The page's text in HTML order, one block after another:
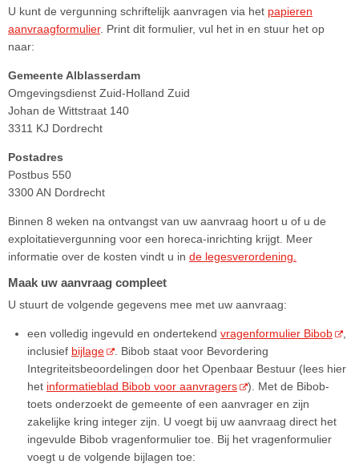
U kunt de vergunning schriftelijk aanvragen via het papieren
aanvraagformulier. Print dit formulier, vul het in en stuur het op
naar:
Gemeente Alblasserdam
Omgevingsdienst Zuid-Holland Zuid
Johan de Wittstraat 140
3311 KJ Dordrecht
Postadres
Postbus 550
3300 AN Dordrecht
Binnen 8 weken na ontvangst van uw aanvraag hoort u of u de
exploitatievergunning voor een horeca-inrichting krijgt. Meer
informatie over de kosten vindt u in de legesverordening.
Maak uw aanvraag compleet
U stuurt de volgende gegevens mee met uw aanvraag:
een volledig ingevuld en ondertekend vragenformulier Bibob
inclusief bijlage
. Bibob staat voor Bevordering
Integriteitsbeoordelingen door het Openbaar Bestuur (lees hier
het informatieblad Bibob voor aanvragers
). Met de Bibob-
toets onderzoekt de gemeente of een aanvrager en zijn
zakelijke kring integer zijn. U voegt bij uw aanvraag direct het
ingevulde Bibob vragenformulier toe. Bij het vragenformulier
voegt u de volgende bijlagen toe: